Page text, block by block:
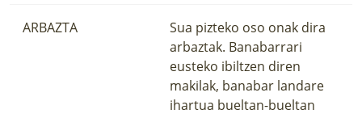
ARBAZTA
Sua pizteko oso onak dira
arbaztak. Banabarrari
eusteko ibiltzen diren
makilak, banabar landare
ihartua bueltan-bueltan